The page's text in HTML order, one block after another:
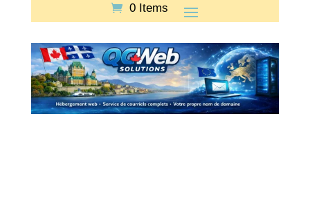
0 Items